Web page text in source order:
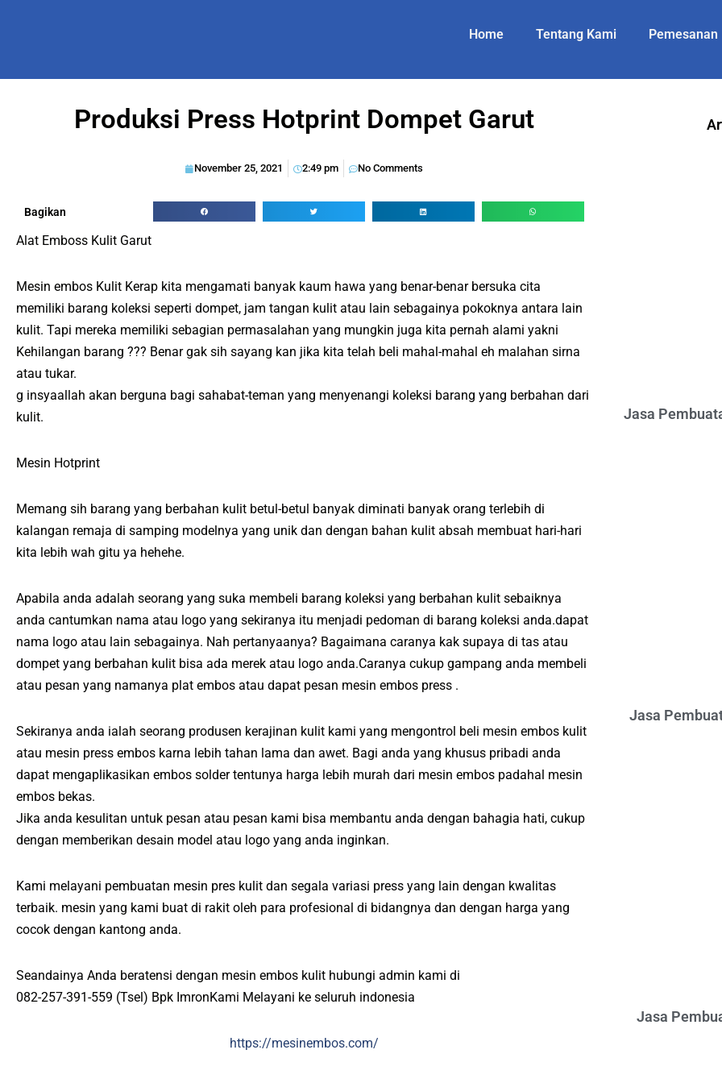
Home Tentang Kami Pemesanan
Produksi Press Hotprint Dompet Garut
November 25, 2021 2:49 pm No Comments
Bagikan
Alat Emboss Kulit Garut
Mesin embos Kulit Kerap kita mengamati banyak kaum hawa yang benar-benar bersuka cita
memiliki barang koleksi seperti dompet, jam tangan kulit atau lain sebagainya pokoknya antara lain
kulit. Tapi mereka memiliki sebagian permasalahan yang mungkin juga kita pernah alami yakni
Kehilangan barang ??? Benar gak sih sayang kan jika kita telah beli mahal-mahal eh malahan sirna
atau tukar.
g insyaallah akan berguna bagi sahabat-teman yang menyenangi koleksi barang yang berbahan dari
kulit.
Mesin Hotprint
Memang sih barang yang berbahan kulit betul-betul banyak diminati banyak orang terlebih di
kalangan remaja di samping modelnya yang unik dan dengan bahan kulit absah membuat hari-hari
kita lebih wah gitu ya hehehe.
Apabila anda adalah seorang yang suka membeli barang koleksi yang berbahan kulit sebaiknya
anda cantumkan nama atau logo yang sekiranya itu menjadi pedoman di barang koleksi anda.dapat
nama logo atau lain sebagainya. Nah pertanyaanya? Bagaimana caranya kak supaya di tas atau
dompet yang berbahan kulit bisa ada merek atau logo anda.Caranya cukup gampang anda membeli
atau pesan yang namanya plat embos atau dapat pesan mesin embos press .
Sekiranya anda ialah seorang produsen kerajinan kulit kami yang mengontrol beli mesin embos kulit
atau mesin press embos karna lebih tahan lama dan awet. Bagi anda yang khusus pribadi anda
dapat mengaplikasikan embos solder tentunya harga lebih murah dari mesin embos padahal mesin
embos bekas.
Jika anda kesulitan untuk pesan atau pesan kami bisa membantu anda dengan bahagia hati, cukup
dengan memberikan desain model atau logo yang anda inginkan.
Kami melayani pembuatan mesin pres kulit dan segala variasi press yang lain dengan kwalitas
terbaik. mesin yang kami buat di rakit oleh para profesional di bidangnya dan dengan harga yang
cocok dengan kantong anda.
Seandainya Anda beratensi dengan mesin embos kulit hubungi admin kami di
082-257-391-559 (Tsel) Bpk ImronKami Melayani ke seluruh indonesia
https://mesinembos.com/
Jasa
Jasa
Jasa